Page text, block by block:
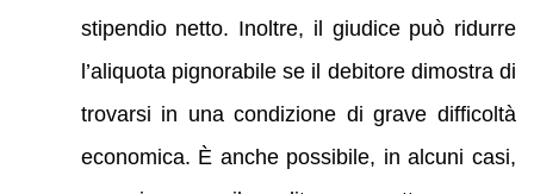
stipendio netto. Inoltre, il giudice può ridurre
l’aliquota pignorabile se il debitore dimostra di
trovarsi in una condizione di grave difficoltà
economica. È anche possibile, in alcuni casi,